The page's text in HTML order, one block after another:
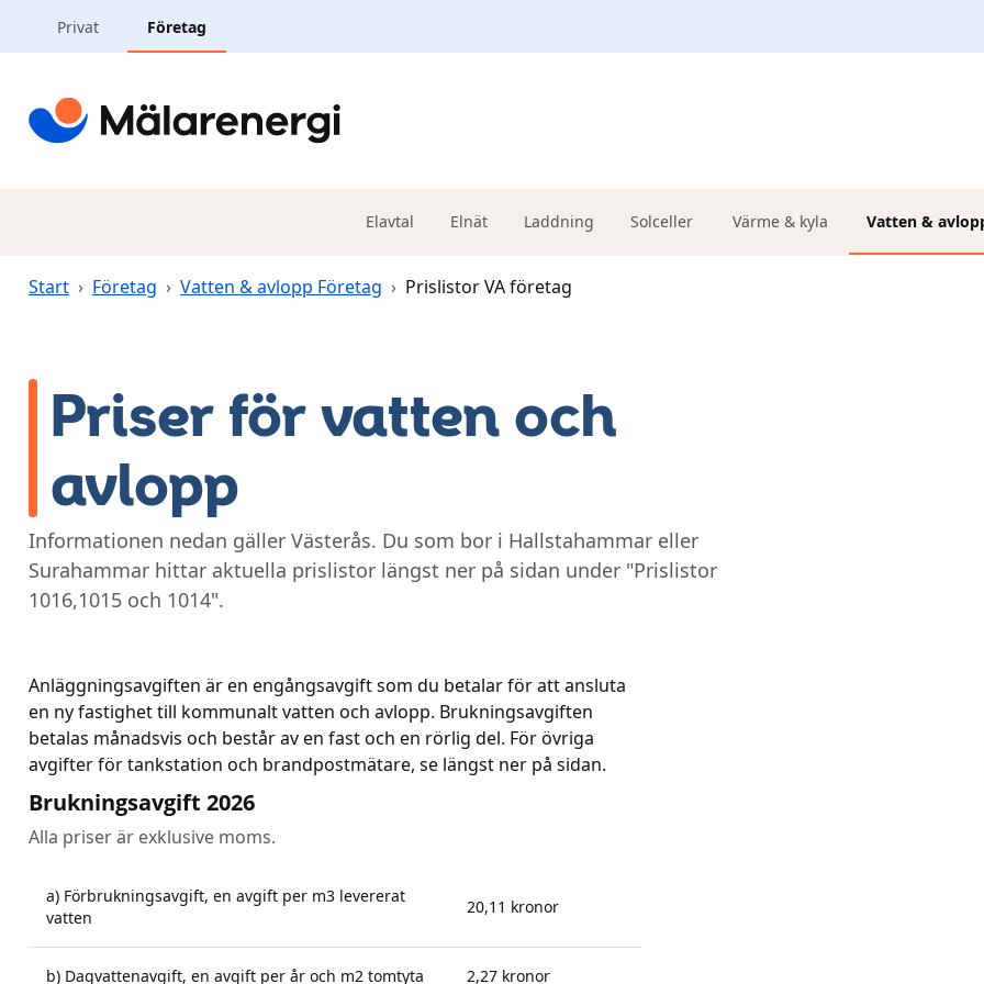
Privat Företag
Elavtal Elnät Laddning Solceller Värme & kyla Vatten &
Start › Företag › Vatten & avlopp Företag › Prislistor VA företag
Priser för vatten och
avlopp
Informationen nedan gäller Västerås. Du som bor i Hallstahammar eller
Surahammar hittar aktuella prislistor längst ner på sidan under "Prislistor
1016,1015 och 1014".
Anläggningsavgiften är en engångsavgift som du betalar för att ansluta
en ny fastighet till kommunalt vatten och avlopp. Brukningsavgiften
betalas månadsvis och består av en fast och en rörlig del. För övriga
avgifter för tankstation och brandpostmätare, se längst ner på sidan.
Brukningsavgift 2026
Alla priser är exklusive moms.
a) Förbrukningsavgift, en avgift per m3 levererat
vatten
20,11 kronor
b) Dagvattenavgift, en avgift per år och m2 tomtyta 2,27 kronor